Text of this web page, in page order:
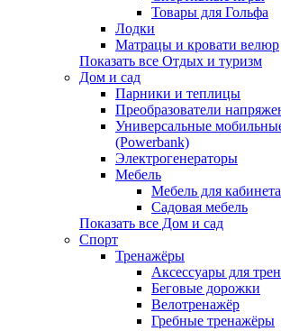
Товары для Гольфа
Лодки
Матрацы и кровати велюр
Показать все Отдых и туризм
Дом и сад
Парники и теплицы
Преобразователи
Универсальные
(Powerbank)
Электрогенераторы
Мебель
Мебель для кабинета
Садовая мебель
Показать все Дом и сад
Спорт
Тренажёры
Аксессуары для
Беговые дорожки
Велотренажёр
Гребные тренажёры